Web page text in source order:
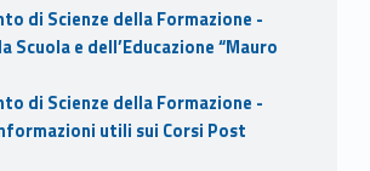
di Scienze della Formazione -
Scuola e dell’Educazione “Mauro
di Scienze della Formazione -
utili sui Corsi Post